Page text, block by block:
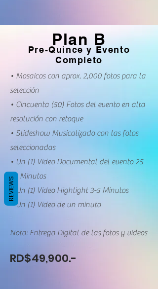
Plan B
Pre-Quince y Evento
Completo
• Mosaicos con aprox. 2,000 fotos para la
selección
• Cincuenta (50) Fotos del evento en alta
resolución con retoque
• Slideshow Musicalizado con las fotos
seleccionadas
• Un (1) Video Documental del evento 25-
35 Minutos
• Un (1) Video Highlight 3-5 Minutos
• Un (1) Video de un minuto
Nota: Entrega Digital de las fotos y videos
RD$49,900.-
REVIEWS